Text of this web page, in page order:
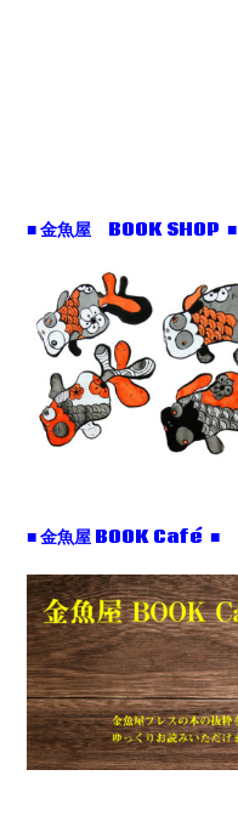
■ 金魚屋 BOOK SHOP ■
■ 金魚屋 BOOK Café ■